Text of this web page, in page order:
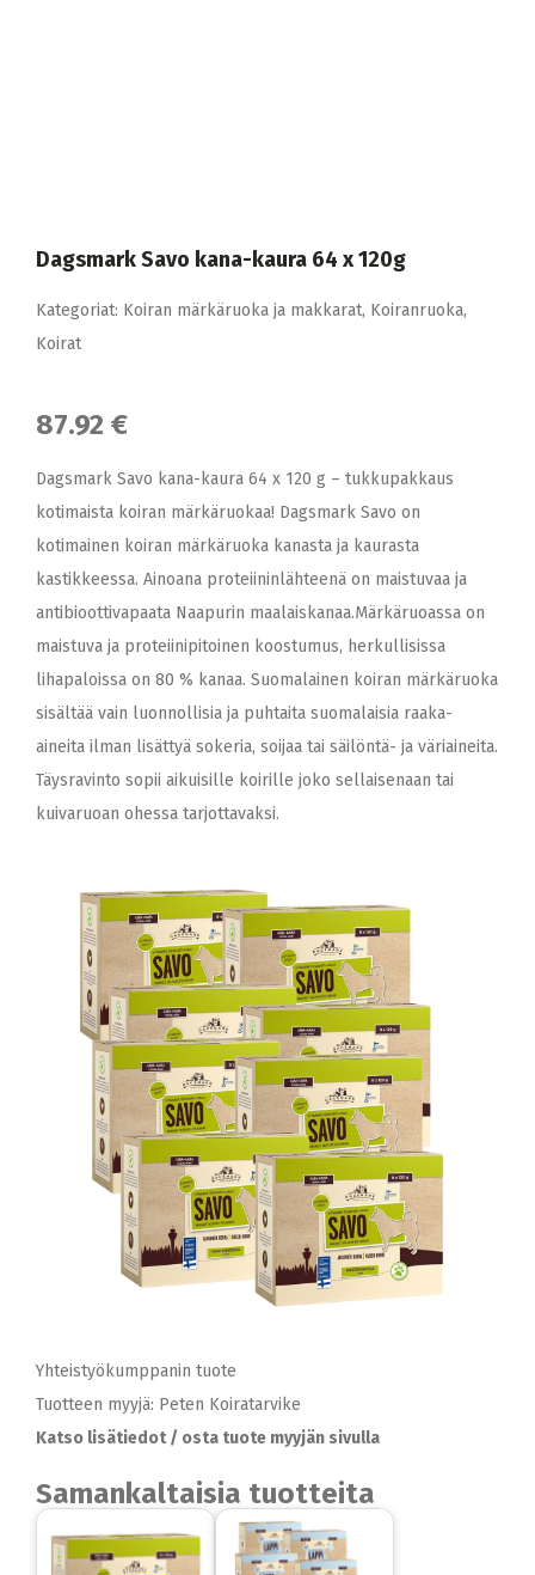
Dagsmark Savo kana-kaura 64 x 120g
Kategoriat: Koiran märkäruoka ja makkarat, Koiranruoka,
Koirat
87.92 €
Dagsmark Savo kana-kaura 64 x 120 g – tukkupakkaus
kotimaista koiran märkäruokaa! Dagsmark Savo on
kotimainen koiran märkäruoka kanasta ja kaurasta
kastikkeessa. Ainoana proteiininlähteenä on maistuvaa ja
antibioottivapaata Naapurin maalaiskanaa.Märkäruoassa on
maistuva ja proteiinipitoinen koostumus, herkullisissa
lihapaloissa on 80 % kanaa. Suomalainen koiran märkäruoka
sisältää vain luonnollisia ja puhtaita suomalaisia raaka-
aineita ilman lisättyä sokeria, soijaa tai säilöntä- ja väriaineita.
Täysravinto sopii aikuisille koirille joko sellaisenaan tai
kuivaruoan ohessa tarjottavaksi.
Yhteistyökumppanin tuote
Tuotteen myyjä: Peten Koiratarvike
Katso lisätiedot / osta tuote myyjän sivulla
Samankaltaisia tuotteita